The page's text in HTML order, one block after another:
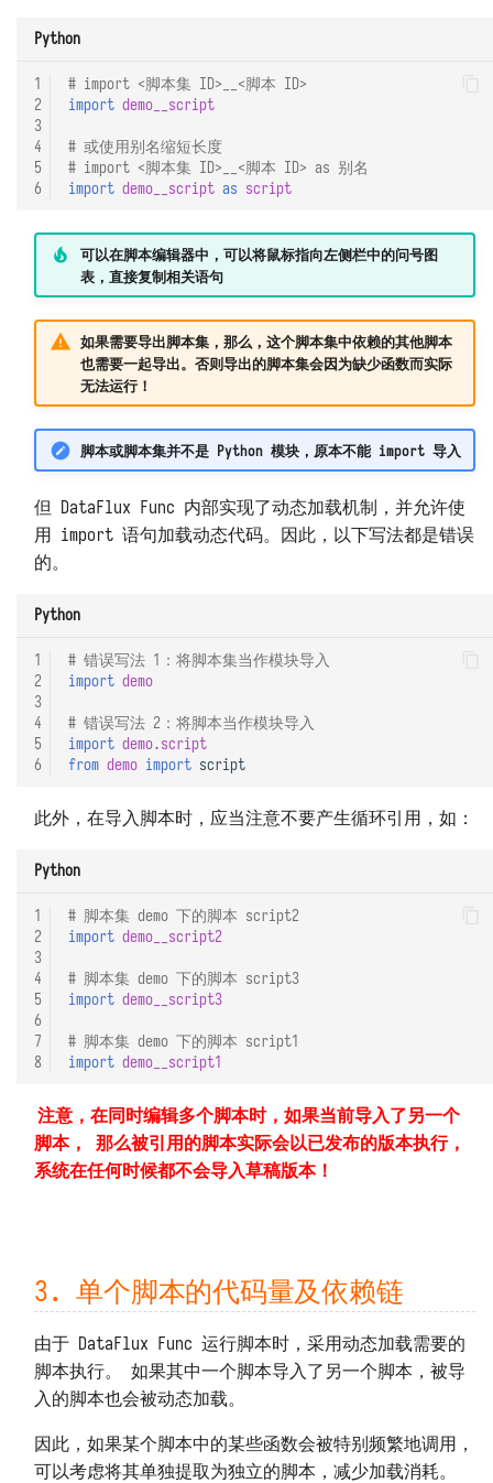
Prometheus
Python
1
2
3
4
5
6
# import <脚本集 ID>__<脚本 ID>
import demo__script
# 或使用别名缩短长度
# import <脚本集 ID>__<脚本 ID> as 别名
import demo__script as script
可以在脚本编辑器中，可以将鼠标指向左侧栏中的问号图
表，直接复制相关语句
如果需要导出脚本集，那么，这个脚本集中依赖的其他脚本
也需要一起导出。否则导出的脚本集会因为缺少函数而实际
无法运行！
脚本或脚本集并不是 Python 模块，原本不能 import 导入
但 DataFlux Func 内部实现了动态加载机制，并允许使
用 import 语句加载动态代码。因此，以下写法都是错误
的。
Python
1
2
3
4
5
6
# 错误写法 1：将脚本集当作模块导入
import demo
# 错误写法 2：将脚本当作模块导入
import demo.script
from demo import script
此外，在导入脚本时，应当注意不要产生循环引用，如：
Python
1
2
3
4
5
6
7
8
# 脚本集 demo 下的脚本 script2
import demo__script2
# 脚本集 demo 下的脚本 script3
import demo__script3
# 脚本集 demo 下的脚本 script1
import demo__script1
注意，在同时编辑多个脚本时，如果当前导入了另一个
脚本， 那么被引用的脚本实际会以已发布的版本执行，
系统在任何时候都不会导入草稿版本！
3. 单个脚本的代码量及依赖链
由于 DataFlux Func 运行脚本时，采用动态加载需要的
脚本执行。 如果其中一个脚本导入了另一个脚本，被导
入的脚本也会被动态加载。
因此，如果某个脚本中的某些函数会被特别频繁地调用，
可以考虑将其单独提取为独立的脚本，减少加载消耗。